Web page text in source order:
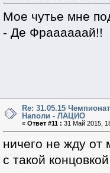
Мое чутье мне
- Де Фраааааай!!
Re: 31.05.15
Наполи - ЛАЦИО
«Ответ #11 : 31 Май 2015,
ничего не жду
с такой